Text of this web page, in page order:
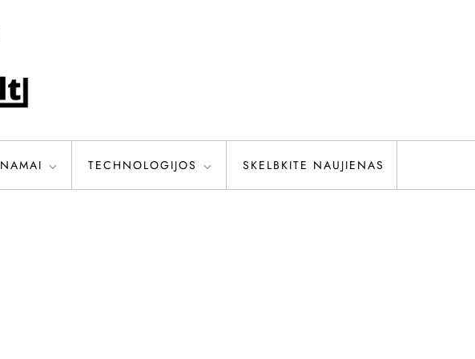
NAMAI TECHNOLOGIJOS SKELBKITE NAUJIENAS